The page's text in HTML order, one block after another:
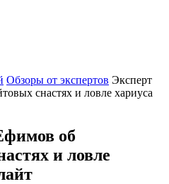
Обзоры от экспертов Эксперт
снастях и ловле хариуса
об
и ловле